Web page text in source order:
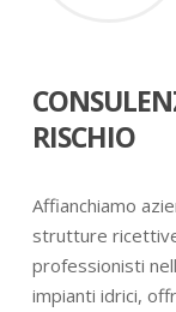
RISCHIO
Affianchiamo
strutture
professionisti
impianti idrici,